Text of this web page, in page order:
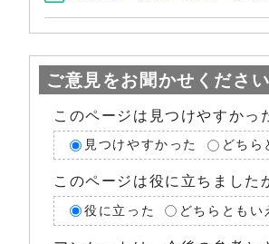
ご意見をお聞かせください
このページは見つけやすかっ
見つけやすかった どちら
このページは役に立ちました
役に立った どちらともい